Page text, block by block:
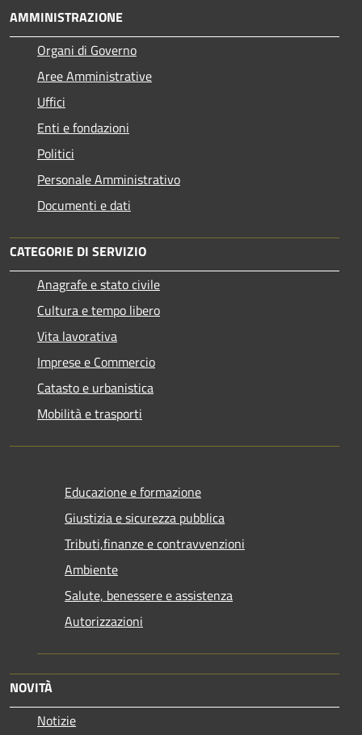
AMMINISTRAZIONE
Organi di Governo
Aree Amministrative
Uffici
Enti e fondazioni
Politici
Personale Amministrativo
Documenti e dati
CATEGORIE DI SERVIZIO
Anagrafe e stato civile
Cultura e tempo libero
Vita lavorativa
Imprese e Commercio
Catasto e urbanistica
Mobilità e trasporti
Educazione e formazione
Giustizia e sicurezza pubblica
Tributi,finanze e contravvenzioni
Ambiente
Salute, benessere e assistenza
Autorizzazioni
NOVITÀ
Notizie